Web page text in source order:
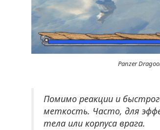
Panzer
Помимо реакции и
меткость. Часто, для
тела или корпуса врага.